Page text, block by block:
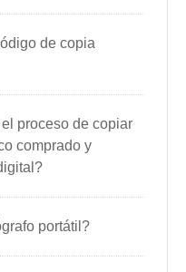
de copia
proceso de copiar
comprado y
portátil?